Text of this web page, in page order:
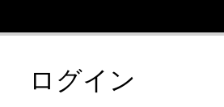
Foresight フォーサイト
ログイン